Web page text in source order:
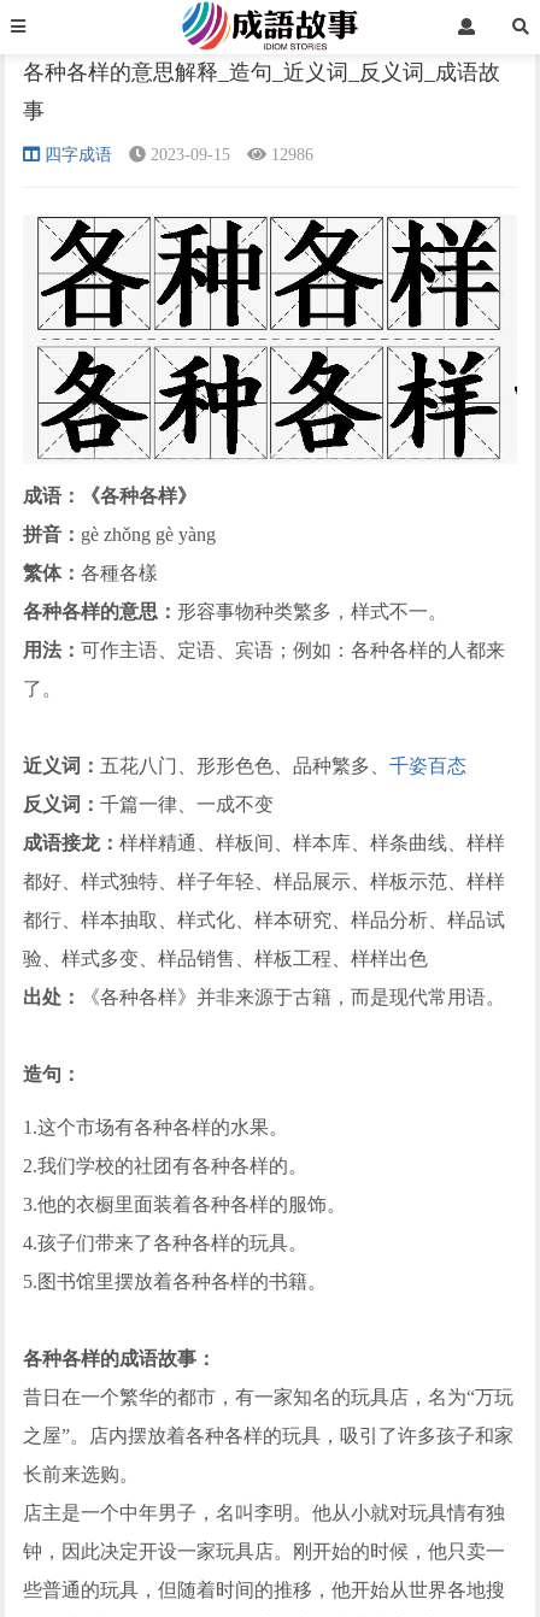
正文
各种各样的意思解释_造句_近义词_反义词_成语故
事
四字成语 2023-09-15 12986
成语：《各种各样》
拼音： gè zhǒng gè yàng
繁体：各種各樣
各种各样的意思： 形容事物种类繁多，样式不一。
用法：可作主语、定语、宾语；例如：各种各样的人都来
了。
近义词： 五花八门、形形色色、品种繁多、千姿百态
反义词：千篇一律、一成不变
成语接龙：样样精通、样板间、样本库、样条曲线、样样
都好、样式独特、样子年轻、样品展示、样板示范、样样
都行、样本抽取、样式化、样本研究、样品分析、样品试
验、样式多变、样品销售、样板工程、样样出色
出处：
《各种各样》并非来源于古籍，而是现代常用语。
造句：
1.这个市场有各种各样的水果。
2.我们学校的社团有各种各样的。
3.他的衣橱里面装着各种各样的服饰。
4.孩子们带来了各种各样的玩具。
5.图书馆里摆放着各种各样的书籍。
各种各样的成语故事：
昔日在一个繁华的都市，有一家知名的玩具店，名为“万玩
之屋”。店内摆放着各种各样的玩具，吸引了许多孩子和家
长前来选购。
店主是一个中年男子，名叫李明。他从小就对玩具情有独
钟，因此决定开设一家玩具店。刚开始的时候，他只卖一
些普通的玩具，但随着时间的推移，他开始从世界各地搜